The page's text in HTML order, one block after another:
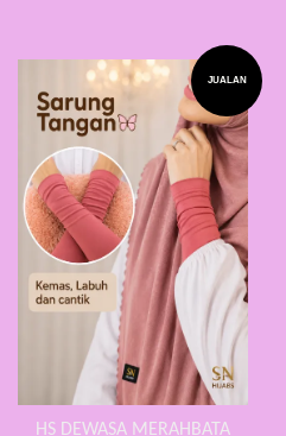
JUALAN
HS DEWASA MERAHBATA